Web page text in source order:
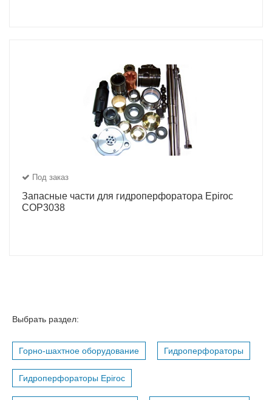
Под заказ
Запасные части для гидроперфоратора Epiroc
COP3038
Выбрать раздел:
Горно-шахтное оборудование Гидроперфораторы
Гидроперфораторы Epiroc